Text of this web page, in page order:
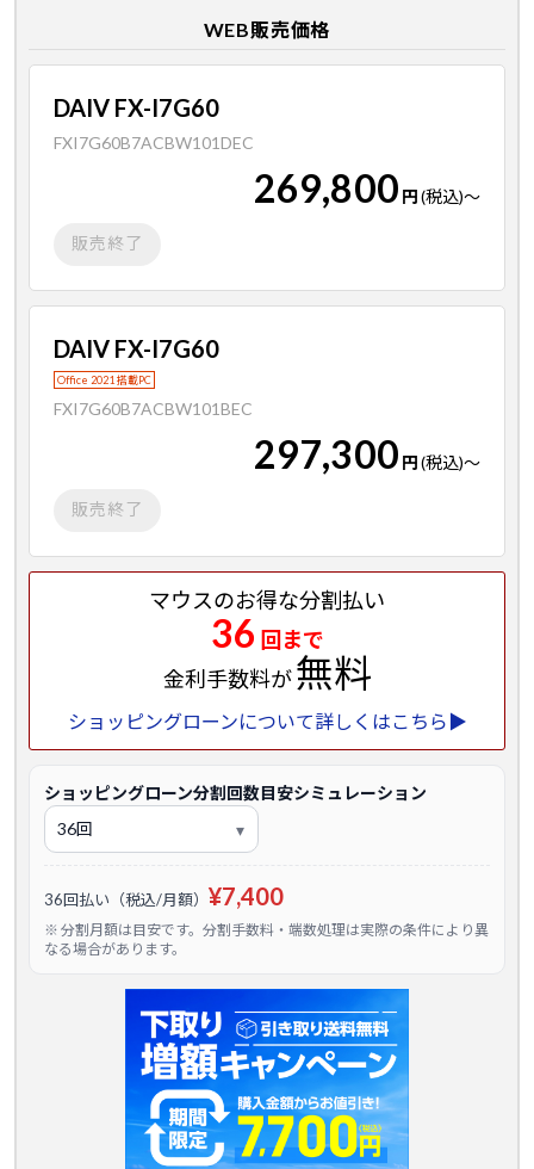
WEB販売価格
DAIV FX-I7G60
FXI7G60B7ACBW101DEC
269,800 円(税込)～
販売終了
DAIV FX-I7G60
Office 2021 搭載PC
FXI7G60B7ACBW101BEC
297,300 円(税込)～
販売終了
マウスのお得な分割払い
36 回まで
金利手数料が無料
ショッピングローンについて詳しくはこちら▶
ショッピングローン分割回数目安シミュレーション
36回払い（税込/月額） ¥7,400
※ 分割月額は目安です。分割手数料・端数処理は実際の条件により異
なる場合があります。